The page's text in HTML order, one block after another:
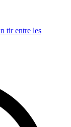
tir entre les